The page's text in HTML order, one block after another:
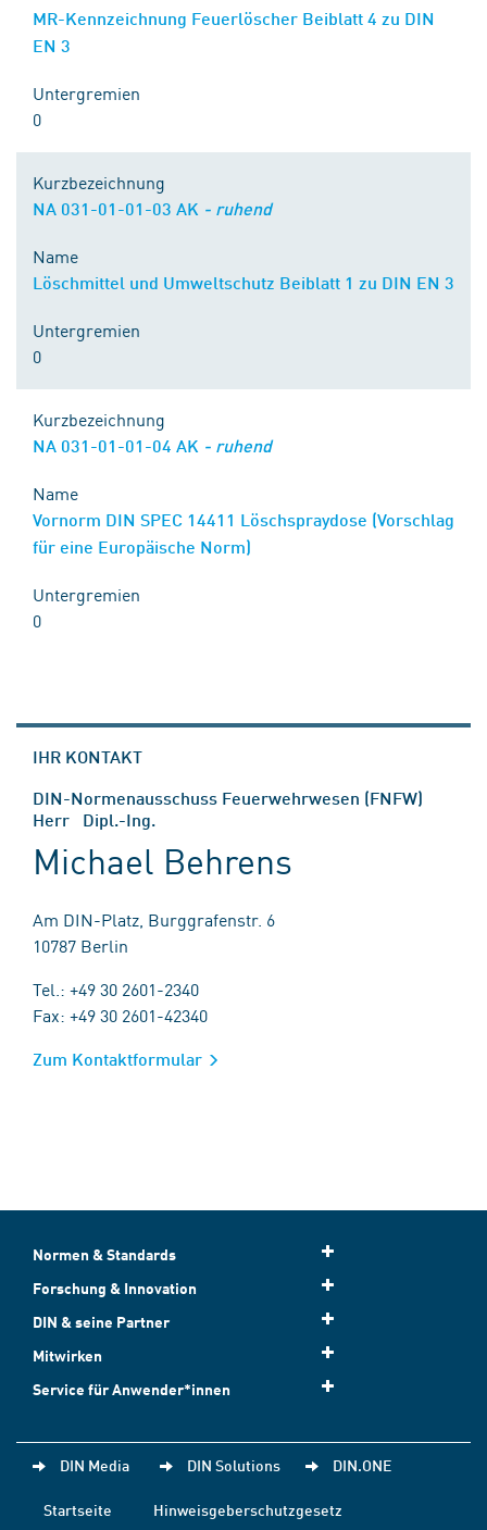
MR-Kennzeichnung Feuerlöscher Beiblatt 4 zu DIN
EN 3
Untergremien
0
Kurzbezeichnung
NA 031-01-01-03 AK - ruhend
Name
Löschmittel und Umweltschutz Beiblatt 1 zu DIN EN 3
Untergremien
0
Kurzbezeichnung
NA 031-01-01-04 AK - ruhend
Name
Vornorm DIN SPEC 14411 Löschspraydose (Vorschlag
für eine Europäische Norm)
Untergremien
0
IHR KONTAKT
DIN-Normenausschuss Feuerwehrwesen (FNFW)
Herr Dipl.-Ing.
Michael Behrens
Am DIN-Platz, Burggrafenstr. 6
10787 Berlin
Tel.: +49 30 2601-2340
Fax: +49 30 2601-42340
Zum Kontaktformular
Normen & Standards
Forschung & Innovation
DIN & seine Partner
Mitwirken
Service für Anwender*innen
DIN Media DIN Solutions DIN.ONE
Startseite
Hinweisgeberschutzgesetz